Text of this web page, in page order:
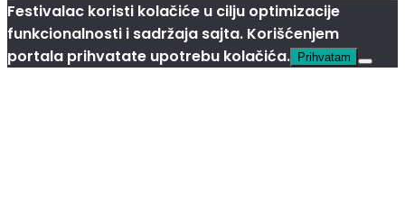
Festivalac koristi kolačiće u cilju optimizacije
funkcionalnosti i sadržaja sajta. Korišćenjem
portala prihvatate upotrebu kolačića.
Prihvatam